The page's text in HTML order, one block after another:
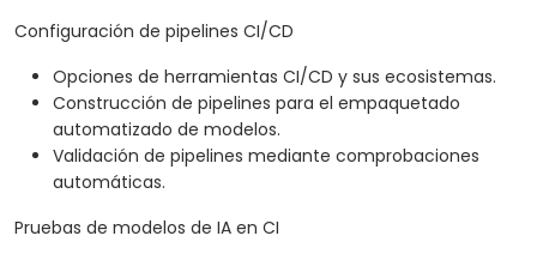
Configuración de pipelines CI/CD
Opciones de herramientas CI/CD y sus ecosistemas.
Construcción de pipelines para el empaquetado
automatizado de modelos.
Validación de pipelines mediante comprobaciones
automáticas.
Pruebas de modelos de IA en CI